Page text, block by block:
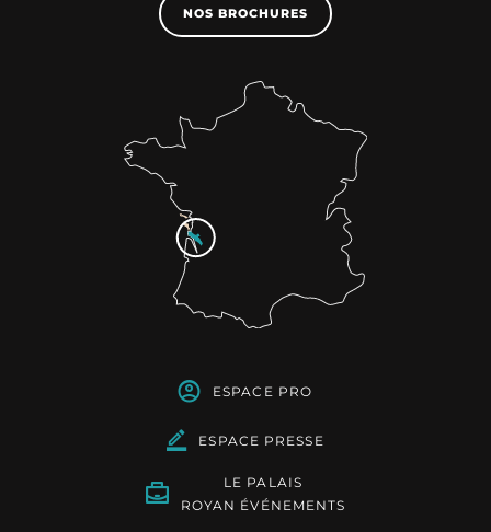
NOS BROCHURES
ESPACE PRO
ESPACE PRESSE
LE PALAIS
ROYAN ÉVÉNEMENTS